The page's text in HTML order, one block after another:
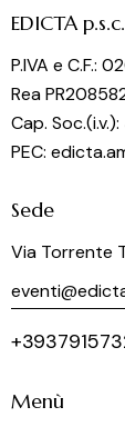
EDICTA
P.IVA e C.F.:
Rea
Cap.
PEC:
Sede
Via Torrente
Menù